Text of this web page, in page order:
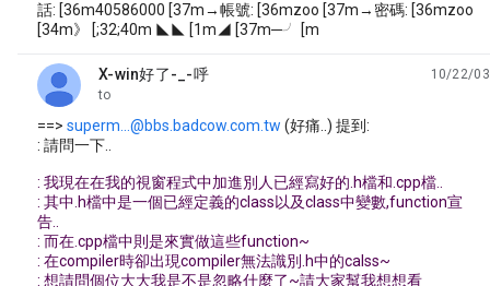
話: [36m40586000 [37m→帳號: [36mzoo [37m→密碼: [36mzoo
[34m》 [;32;40m ◣◣ [1m◢ [37m─╯ [m
X-win好了-_-呼
unread,
10/22/03
to
==> superm...@bbs.badcow.com.tw (好痛..) 提到:
: 請問一下..
: 我現在在我的視窗程式中加進別人已經寫好的.h檔和.cpp檔..
: 其中.h檔中是一個已經定義的class以及class中變數,function宣
告..
: 而在.cpp檔中則是來實做這些function~
: 在compiler時卻出現compiler無法識別.h中的calss~
: 想請問個位大大我是不是忽略什麼了~請大家幫我想想看